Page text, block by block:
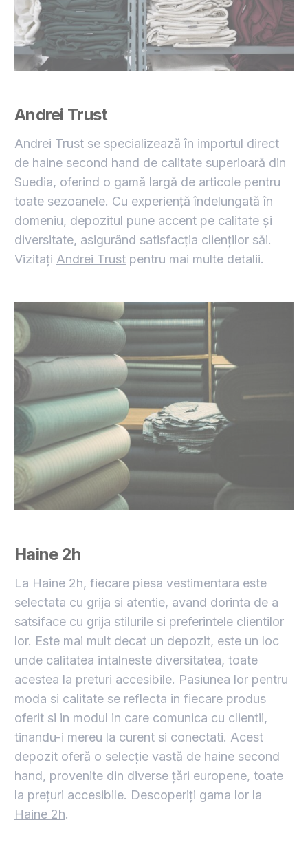
Andrei Trust
Andrei Trust se specializează în importul direct
de haine second hand de calitate superioară din
Suedia, oferind o gamă largă de articole pentru
toate sezoanele. Cu experiență îndelungată în
domeniu, depozitul pune accent pe calitate și
diversitate, asigurând satisfacția clienților săi.
Vizitați Andrei Trust pentru mai multe detalii.
Haine 2h
La Haine 2h, fiecare piesa vestimentara este
selectata cu grija si atentie, avand dorinta de a
satsiface cu grija stilurile si preferintele clientilor
lor. Este mai mult decat un depozit, este un loc
unde calitatea intalneste diversitatea, toate
acestea la preturi accesibile. Pasiunea lor pentru
moda si calitate se reflecta in fiecare produs
oferit si in modul in care comunica cu clientii,
tinandu-i mereu la curent si conectati. Acest
depozit oferă o selecție vastă de haine second
hand, provenite din diverse țări europene, toate
la prețuri accesibile. Descoperiți gama lor la
Haine 2h.